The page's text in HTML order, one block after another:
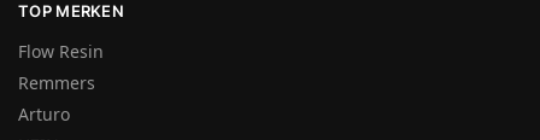
TOP MERKEN
Flow Resin
Remmers
Arturo